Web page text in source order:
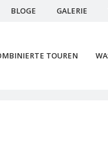
BLOGE GALERIE
TOUREN